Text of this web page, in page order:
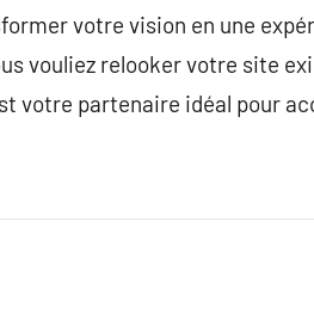
votre vision en une
vouliez relooker votre site
votre partenaire idéal pour